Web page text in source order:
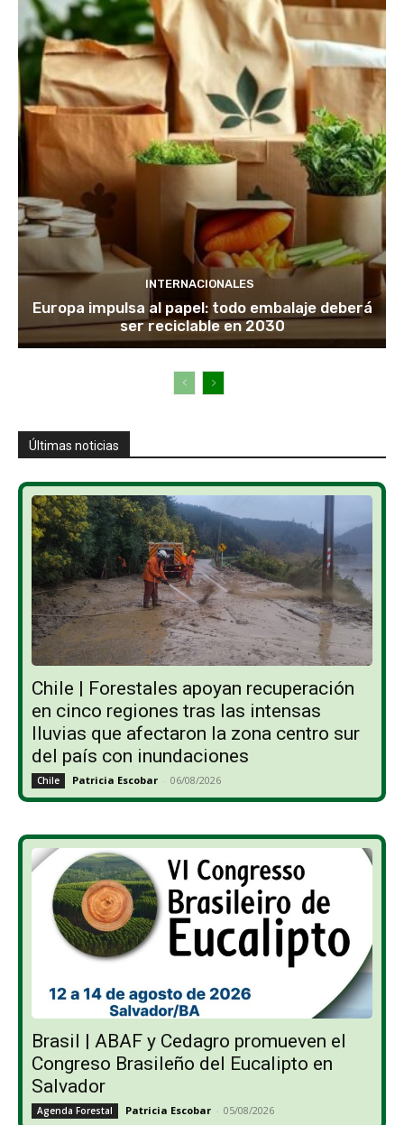
INTERNACIONALES
Europa impulsa al papel: todo embalaje deberá
ser reciclable en 2030
Últimas noticias
Chile | Forestales apoyan recuperación
en cinco regiones tras las intensas
lluvias que afectaron la zona centro sur
del país con inundaciones
Chile Patricia Escobar - 06/08/2026
Brasil | ABAF y Cedagro promueven el
Congreso Brasileño del Eucalipto en
Salvador
Agenda Forestal Patricia Escobar - 05/08/2026